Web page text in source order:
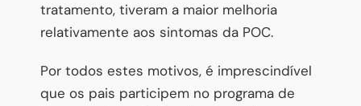
tratamento, tiveram a maior melhoria
relativamente aos sintomas da POC.
Por todos estes motivos, é imprescindível
que os pais participem no programa de